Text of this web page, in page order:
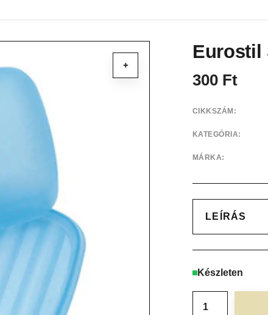
+
Eurostil
300 Ft
CIKKSZÁM:
KATEGÓRIA:
MÁRKA:
LEÍRÁS
Készleten